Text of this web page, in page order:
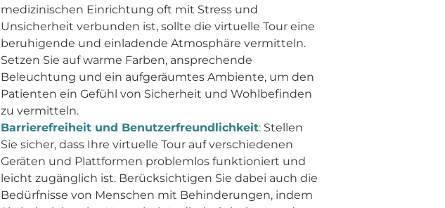
medizinischen Einrichtung oft mit Stress und
Unsicherheit verbunden ist, sollte die virtuelle Tour eine
beruhigende und einladende Atmosphäre vermitteln.
Setzen Sie auf warme Farben, ansprechende
Beleuchtung und ein aufgeräumtes Ambiente, um den
Patienten ein Gefühl von Sicherheit und Wohlbefinden
zu vermitteln.
Barrierefreiheit und Benutzerfreundlichkeit:Stellen
Sie sicher, dass Ihre virtuelle Tour auf verschiedenen
Geräten und Plattformen problemlos funktioniert und
leicht zugänglich ist. Berücksichtigen Sie dabei auch die
Bedürfnisse von Menschen mit Behinderungen, indem